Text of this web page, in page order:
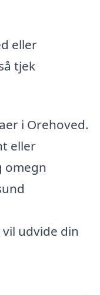
eller
tjek
i Orehoved.
eller
omegn
udvide din